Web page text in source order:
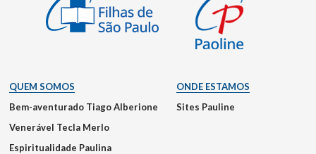
QUEM SOMOS
Bem-aventurado Tiago Alberione
Venerável Tecla Merlo
Espiritualidade Paulina
ONDE ESTAMOS
Sites Pauline